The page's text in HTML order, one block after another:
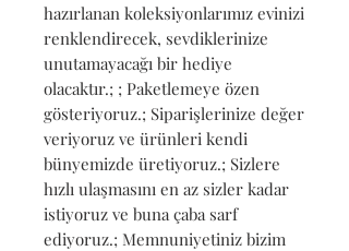
hazırlanan koleksiyonlarımız evinizi
renklendirecek, sevdiklerinize
unutamayacağı bir hediye
olacaktır.; ; Paketlemeye özen
gösteriyoruz.; Siparişlerinize değer
veriyoruz ve ürünleri kendi
bünyemizde üretiyoruz.; Sizlere
hızlı ulaşmasını en az sizler kadar
istiyoruz ve buna çaba sarf
ediyoruz.; Memnuniyetiniz bizim